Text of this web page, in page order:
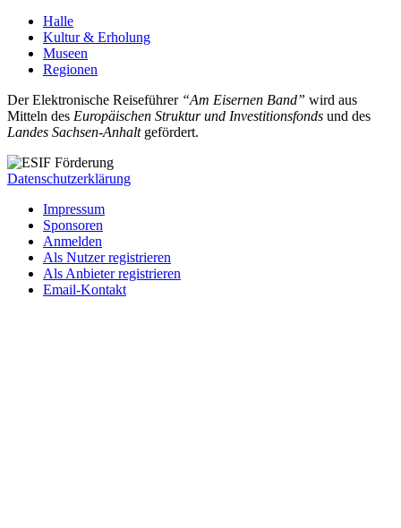
Halle
Kultur & Erholung
Museen
Regionen
Der Elektronische Reiseführer “Am Eisernen Band” wird aus
Mitteln des Europäischen Struktur und Investitionsfonds und des
Landes Sachsen-Anhaltgefördert.
Datenschutzerklärung
Impressum
Sponsoren
Anmelden
Als Nutzer registrieren
Als Anbieter registrieren
Email-Kontakt